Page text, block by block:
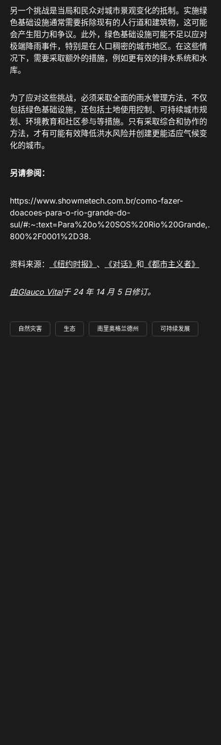
另一个挑战是当局和民众对城市景观变化的抵制。实施绿
色基础设施通常需要拆除现有的人行道和建筑物，这可能
会产生阻力和争议。此外，绿色基础设施可能不足以应对
极端降雨事件，特别是在人口稠密的城市地区。在这些情
况下，需要采取额外的措施，例如更有效的排水系统和水
库。
为了应对这些挑战，必须采取全面的雨水管理方法，不仅
包括绿色基础设施，还包括土地使用控制、可持续城市规
划、环境教育和社区参与等措施。只有采取综合和协作的
方法，才有可能有效降低洪水风险并创建更能适应气候变
化的城市。
另请参阅：
https://www.showmetech.com.br/como-fazer-
doacoes-para-o-rio-grande-do-
sul/#:~:text=Para%20o%20SOS%20Rio%20Grande,.
800%2F0001%2D38.
资料来源： 《纽约时报》 、 《对话》 和 《都市主义者》
由Glauco Vital于 24 年 14 月 5 日修订。
自然灾害 生态 南里奥格兰德州 可持续发展